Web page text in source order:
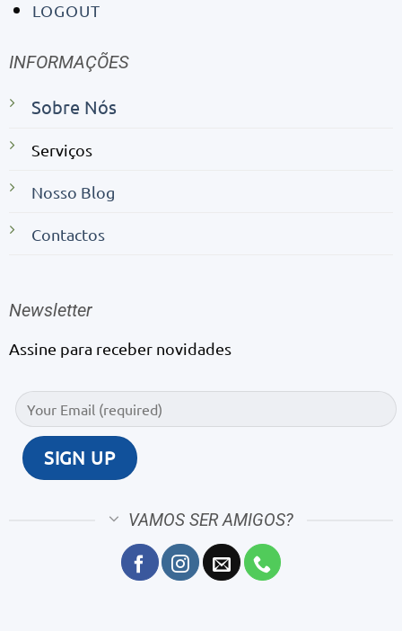
LOGOUT
INFORMAÇÕES
Sobre Nós
Serviços
Nosso Blog
Contactos
Newsletter
Assine para receber novidades
VAMOS SER AMIGOS?